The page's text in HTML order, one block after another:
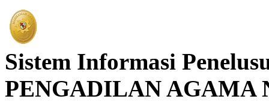
Sistem Informasi
PENGADILAN AGAMA